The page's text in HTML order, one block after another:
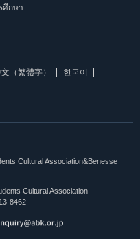
ศึกษา
（繁體字）
한국어
Cultural Association&Benesse
Cultural Association
8462